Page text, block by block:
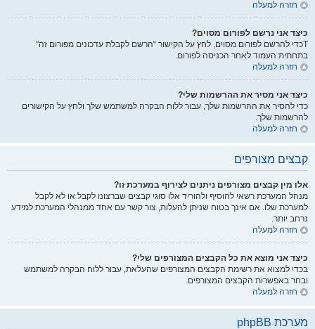
חזרה למעלה
כיצד אני נרשם לפורום מסוים?
Tכדי להרשם לפורום מסוים, לחץ על הקישור “הרשם לקבלת עדכונים מפורום זה”
בתחתית העמוד לאחר הכניסה לפורום.
חזרה למעלה
כיצד אני מסיר את ההרשמות שלי?
כדי להסיר את ההרשמות שלך, עבור ללוח הבקרה למשתמש שלך ולחץ על הקישורים
להרשמות שלך.
חזרה למעלה
קבצים מצורפים
אלו מין קבצים מצורפים ניתנים לצירוף במערכת זו?
מנהל המערכת רשאי להוסיף ולהוריד אלו סוגי קבצים שברצונו לקבל או לא לקבל
למערכת שלו. אם אינך בטוח שניתן להעלות, צור קשר עם אחד ממנהלי המערכת למידע
נרחב יותר.
חזרה למעלה
כיצד אני מוצא את כל הקבצים המצורפים שלי?
בכדי למצוא את רשימת הקבצים המצורפים שהעלאת, עבור ללוח הבקרה למשתמש
ובחר באפשרות הקבצים המצורפים.
חזרה למעלה
מערכת phpBB